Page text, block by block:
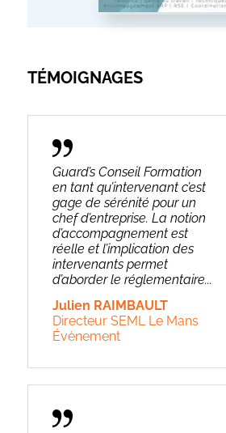
TÉMOIGNAGES
Guard’s Conseil Formation
en tant qu’intervenant c’est
gage de sérénité pour un
chef d’entreprise. La notion
d’accompagnement est
réelle et l’implication des
intervenants permet
d’aborder le réglementaire...
Julien RAIMBAULT
Directeur SEML Le Mans
Évènement